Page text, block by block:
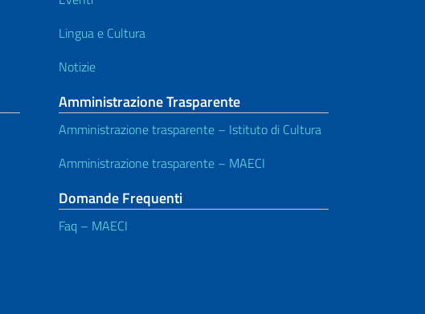
Lingua e Cultura
Notizie
Amministrazione Trasparente
Amministrazione trasparente – Istituto di Cultura
Amministrazione trasparente – MAECI
Domande Frequenti
Faq – MAECI